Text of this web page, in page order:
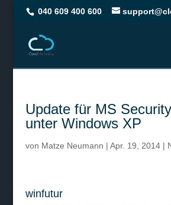
040 609 400 600
Update für MS
unter Windows XP
von Matze Neumann | Apr. 19, 2014|
winfutur